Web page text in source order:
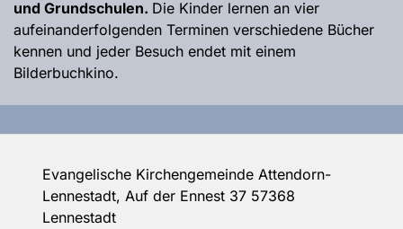
und Grundschulen. Die Kinder lernen an vier
aufeinanderfolgenden Terminen verschiedene Bücher
kennen und jeder Besuch endet mit einem
Bilderbuchkino.
Evangelische Kirchengemeinde Attendorn-
Lennestadt, Auf der Ennest 37 57368
Lennestadt